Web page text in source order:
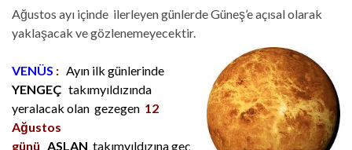
Ağustos ayı içinde ilerleyen günlerde Güneş’e açısal olarak
yaklaşacak ve gözlenemeyecektir.
VENÜS : Ayın ilk günlerinde
YENGEÇ takımyıldızında
yeralacak olan gezegen 12
Ağustos
günü ASLAN takımyıldızınageç